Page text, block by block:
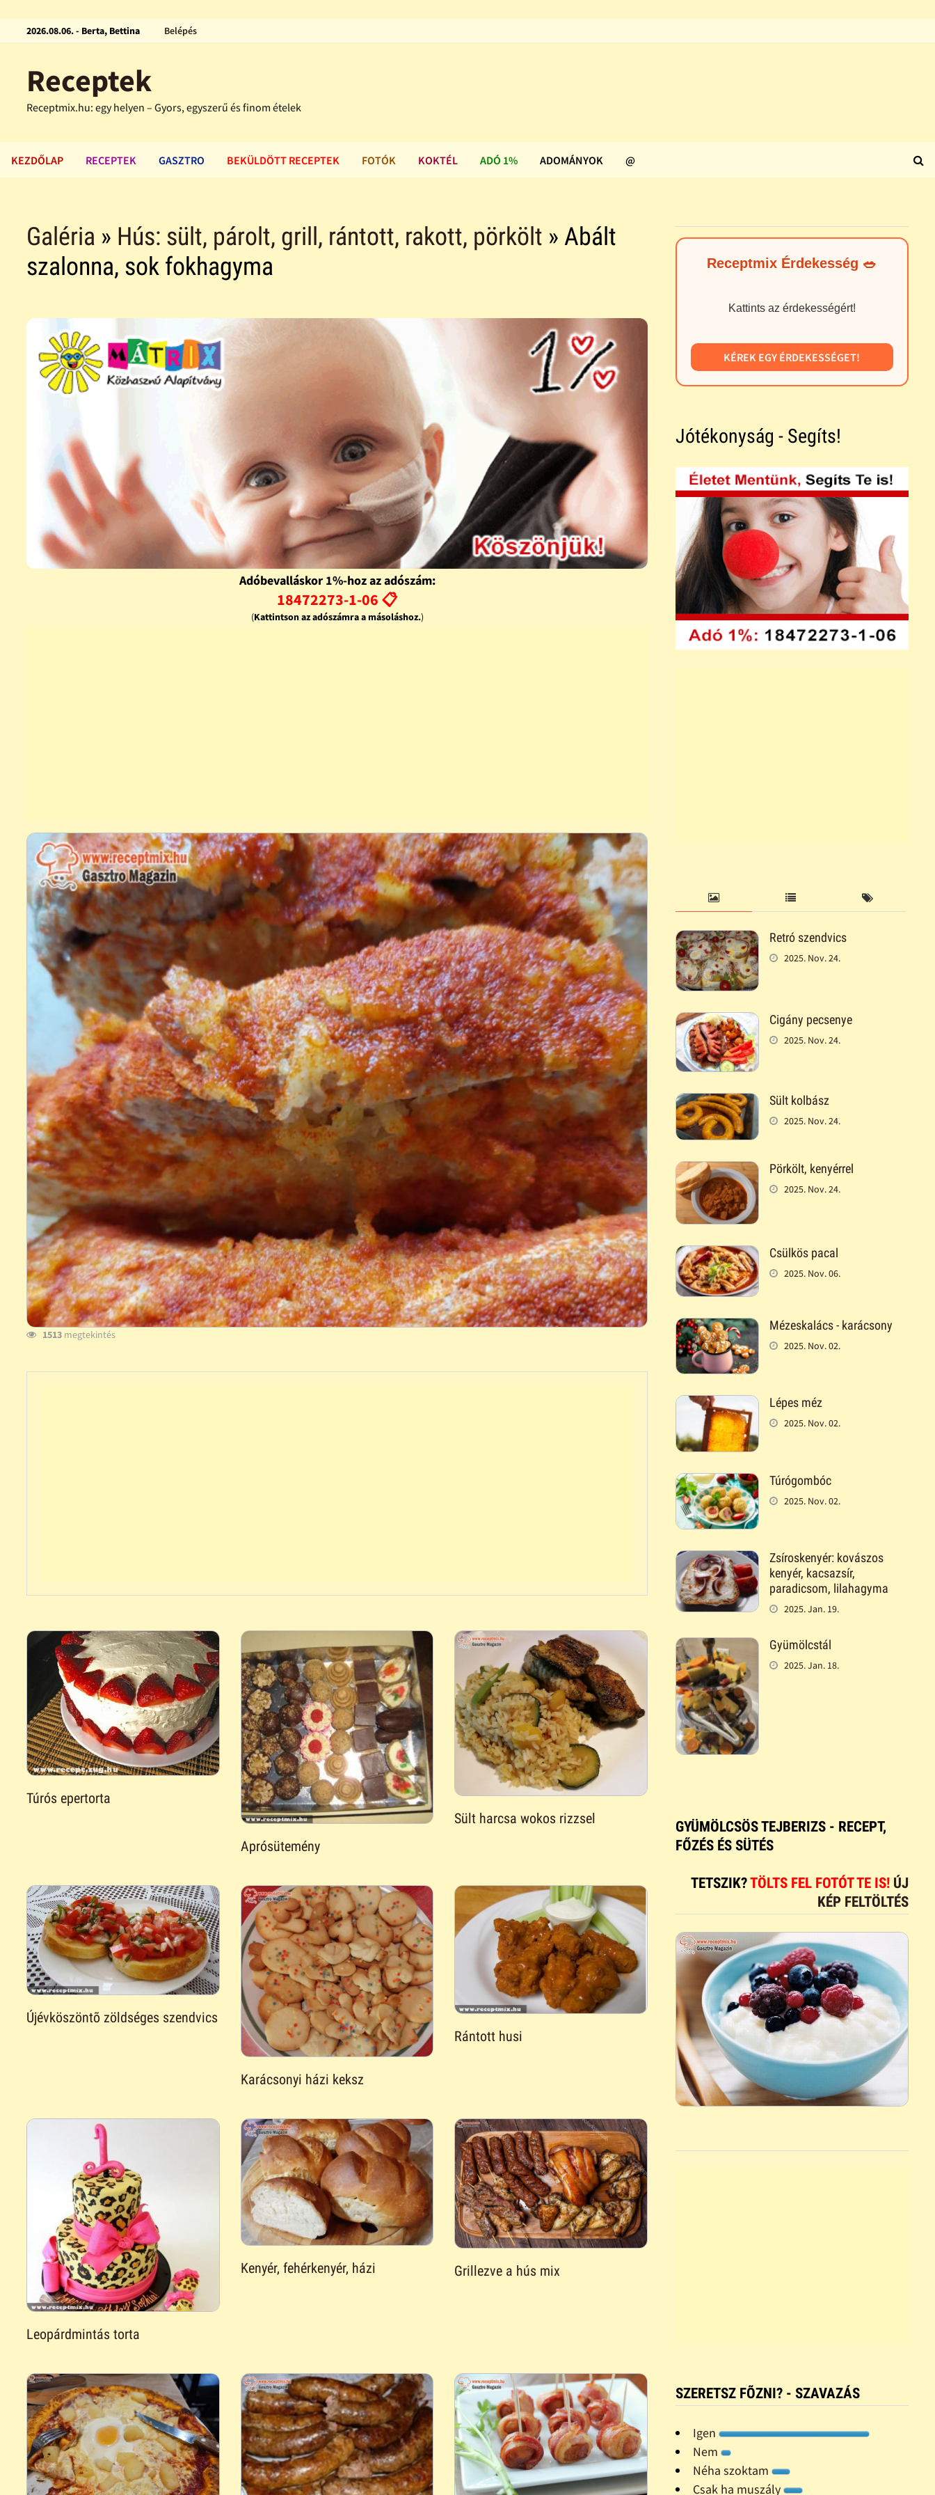
2026.08.06. - Berta, Bettina Belépés
Receptek
Receptmix.hu: egy helyen – Gyors, egyszerű és finom ételek
KEZDŐLAP RECEPTEK GASZTRO BEKÜLDÖTT RECEPTEK FOTÓK KOKTÉL ADÓ 1% ADOMÁNYOK @
Galéria » Hús: sült, párolt, grill, rántott, rakott, pörkölt » Abált
szalonna, sok fokhagyma
Adóbevalláskor 1%-hoz az adószám:
18472273-1-06 📋
(Kattintson az adószámra a másoláshoz.)
1513 megtekintés
Túrós epertorta
Aprósütemény
Sült harcsa wokos rizzsel
Újévköszöntõ zöldséges szendvics
Karácsonyi házi keksz
Rántott husi
Leopárdmintás torta
Kenyér, fehérkenyér, házi Grillezve a hús mix
Receptmix Érdekesség 🥗
Kattints az érdekességért!
KÉREK EGY ÉRDEKESSÉGET!
Jótékonyság - Segíts!
Retró szendvics
2025. Nov. 24.
Cigány pecsenye
2025. Nov. 24.
Sült kolbász
2025. Nov. 24.
Pörkölt, kenyérrel
2025. Nov. 24.
Csülkös pacal
2025. Nov. 06.
Mézeskalács - karácsony
2025. Nov. 02.
Lépes méz
2025. Nov. 02.
Túrógombóc
2025. Nov. 02.
Zsíroskenyér: kovászos
kenyér, kacsazsír,
paradicsom, lilahagyma
2025. Jan. 19.
Gyümölcstál
2025. Jan. 18.
GYÜMÖLCSÖS TEJBERIZS - RECEPT,
FŐZÉS ÉS SÜTÉS
TETSZIK?TÖLTS FEL FOTÓT TE IS! ÚJ
KÉP FELTÖLTÉS
SZERETSZ FÕZNI? - SZAVAZÁS
Igen
Nem
Néha szoktam
Csak ha muszály